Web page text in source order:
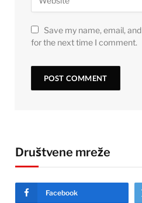
Save my name, email,
for the next time I comment.
Društvene mreže
Facebook